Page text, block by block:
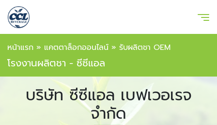
หน้าแรก » แคตตาล็อกออนไลน์ » รับผลิตชา OEM
โรงงานผลิตชา - ซีซีแอล
บริษัท ซีซีแอล เบฟเวอเรจ
จำกัด